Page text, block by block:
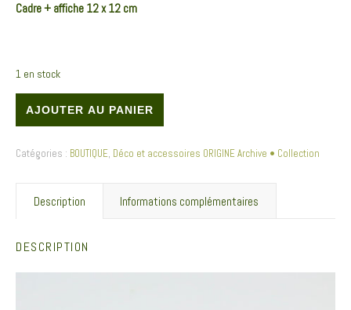
Cadre + affiche 12 x 12 cm
1 en stock
AJOUTER AU PANIER
Catégories : BOUTIQUE, Déco et accessoires ORIGINE Archive • Collection
Description Informations complémentaires
DESCRIPTION